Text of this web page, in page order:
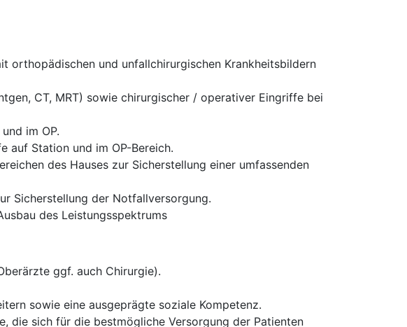
orthopädischen und unfallchirurgischen Krankheitsbildern
CT, MRT) sowie chirurgischer / operativer Eingriffe bei
im OP.
auf Station und im OP-Bereich.
des Hauses zur Sicherstellung einer umfassenden
Sicherstellung der Notfallversorgung.
des Leistungsspektrums
ggf. auch Chirurgie).
sowie eine ausgeprägte soziale Kompetenz.
die sich für die bestmögliche Versorgung der Patienten